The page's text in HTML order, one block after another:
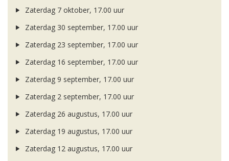
Zaterdag 7 oktober, 17.00 uur
Zaterdag 30 september, 17.00 uur
Zaterdag 23 september, 17.00 uur
Zaterdag 16 september, 17.00 uur
Zaterdag 9 september, 17.00 uur
Zaterdag 2 september, 17.00 uur
Zaterdag 26 augustus, 17.00 uur
Zaterdag 19 augustus, 17.00 uur
Zaterdag 12 augustus, 17.00 uur